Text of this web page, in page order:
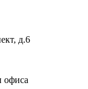
д.6
офиса